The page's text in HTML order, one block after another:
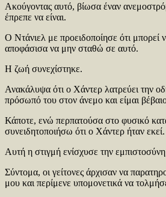
Ακούγοντας αυτό, βίωσα έναν
έπρεπε να είναι.
Ο Ντάνιελ με προειδοποίησε ότι
αποφάσισα να μην σταθώ σε αυτό.
Η ζωή συνεχίστηκε.
Ανακάλυψα ότι ο Χάντερ λατρεύει την
πρόσωπό του στον άνεμο και είμαι
Κάποτε, ενώ περπατούσα στο φυσικό
συνειδητοποιήσω ότι ο Χάντερ ήταν
Αυτή η στιγμή ενίσχυσε την
Σύντομα, οι γείτονες άρχισαν να
μου και περίμενε υπομονετικά να